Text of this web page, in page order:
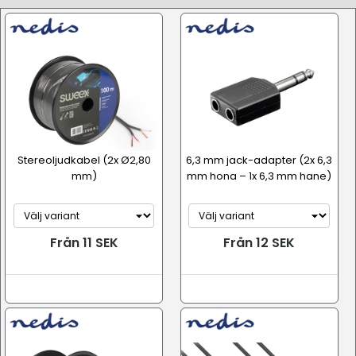
Möbler & dekor
Stereoljudkabel (2x Ø2,80
mm)
Från 11 SEK
6,3 mm jack-adapter (2x 6,3
mm hona – 1x 6,3 mm hane)
Från 12 SEK